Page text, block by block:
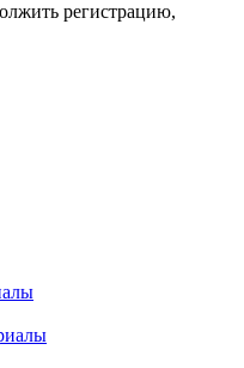
регистрацию,